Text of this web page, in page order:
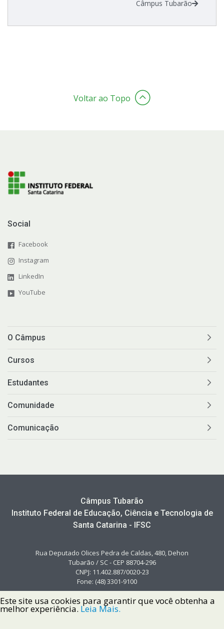
Câmpus Tubarão
Voltar ao Topo
Social
Facebook
Instagram
LinkedIn
YouTube
O Câmpus
Cursos
Estudantes
Comunidade
Comunicação
Câmpus Tubarão
Instituto Federal de Educação, Ciência e Tecnologia de
Santa Catarina - IFSC
Rua Deputado Olices Pedra de Caldas, 480, Dehon
Tubarão / SC - CEP 88704-296
CNPJ: 11.402.887/0020-23
Fone: (48) 3301-9100
Este site usa cookies para garantir que você obtenha a
melhor experiência. Leia Mais.